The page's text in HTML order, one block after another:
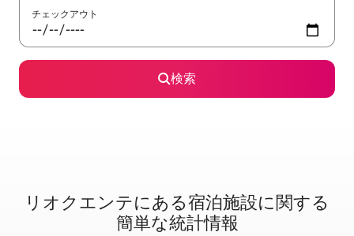
チェックアウト
検索
リオクエンテに⁠あ⁠る宿⁠泊⁠施⁠設⁠に関⁠す⁠る
簡⁠単⁠な統⁠計⁠情⁠報